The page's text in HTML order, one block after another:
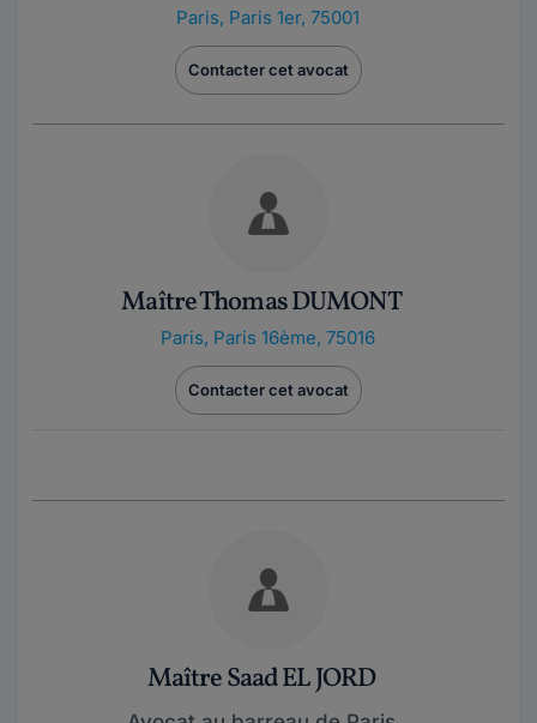
Paris, Paris 1er, 75001
Contacter cet avocat
Maître Thomas DUMONT
Paris, Paris 16ème, 75016
Contacter cet avocat
Maître Saad EL JORD